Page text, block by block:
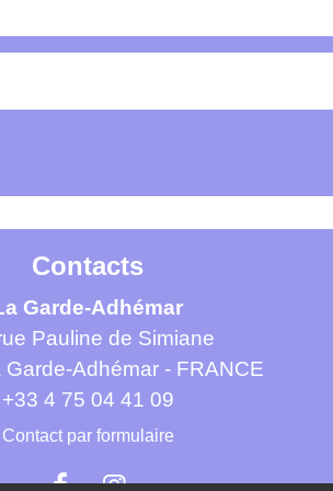
Contacts
Garde-Adhémar
Pauline de Simiane
Garde-Adhémar - FRANCE
+33 4 75 04 41 09
Contact par formulaire